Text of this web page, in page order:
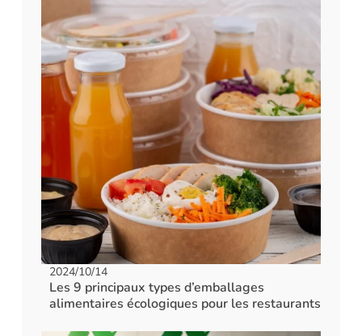
2024/10/14
Les 9 principaux types d’emballages
alimentaires écologiques pour les restaurants